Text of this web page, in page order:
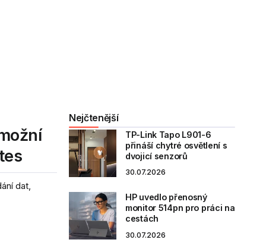
dat,
Nejčtenější
TP-Link Tapo L901-6
přináší chytré osvětlení s
dvojicí senzorů
30.07.2026
HP uvedlo přenosný
monitor 514pn pro práci na
cestách
30.07.2026